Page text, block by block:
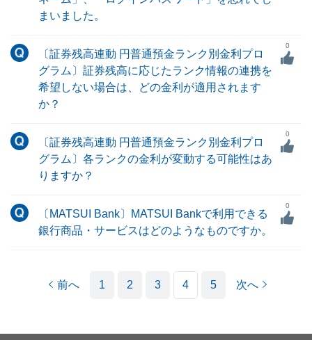
まいました。
〔証券残高連動 円普通預金ランク別金利プロ
グラム〕証券残高に応じたランク情報の連携を
希望しない場合は、どの金利が適用されます
か？
0
〔証券残高連動 円普通預金ランク別金利プロ
グラム〕各ランクの金利が変動する可能性はあ
りますか？
0
〔MATSUI Bank〕MATSUI Bankで利用できる
銀行商品・サービスはどのようなものですか。
0
前へ 1 2 3 4 5 次へ